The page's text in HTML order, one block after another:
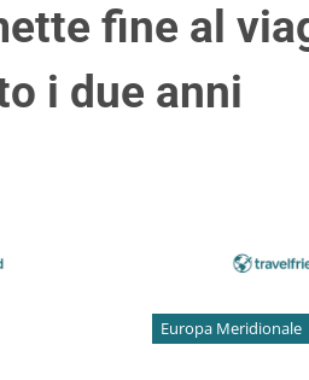
fine al
i due anni
Europa Meridionale